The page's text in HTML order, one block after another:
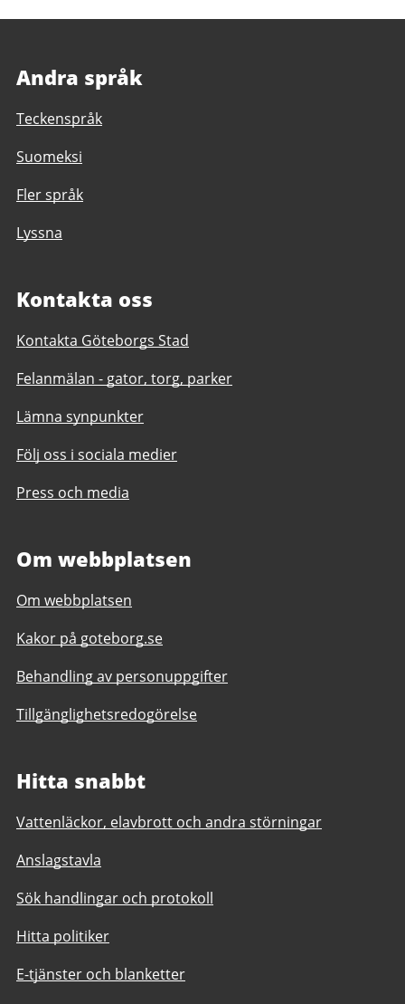
Andra språk
Teckenspråk
Suomeksi
Fler språk
Lyssna
Kontakta oss
Kontakta Göteborgs Stad
Felanmälan - gator, torg, parker
Lämna synpunkter
Följ oss i sociala medier
Press och media
Om webbplatsen
Om webbplatsen
Kakor på goteborg.se
Behandling av personuppgifter
Tillgänglighetsredogörelse
Hitta snabbt
Vattenläckor, elavbrott och andra störningar
Anslagstavla
Sök handlingar och protokoll
Hitta politiker
E-tjänster och blanketter